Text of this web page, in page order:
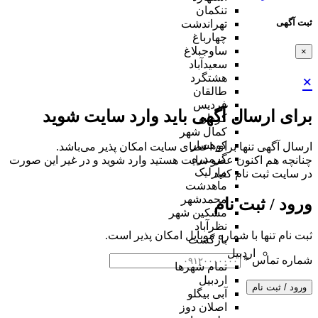
ثبت آگهی
×
×
برای ارسال آگهی باید وارد سایت شوید
ارسال آگهی تنها برای اعضای سایت امکان پذیر می‌باشد.
چنانچه هم‌ اکنون عضو سایت هستید وارد شوید و در غیر این صورت
در سایت ثبت نام کنید
ورود / ثبت نام
ثبت نام تنها با شماره موبایل امکان پذیر است.
شماره تماس*
ورود / ثبت نام
تنکمان
تهراندشت
چهارباغ
ساوجبلاغ
سعیدآباد
هشتگرد
طالقان
فردیس
کردان
کمال شهر
کوهسار
گرمدره
مارلیک
ماهدشت
محمدشهر
مشکین شهر
نظرآباد
بازگشت
اردبیل
تمام شهر‌ها
اردبیل
آبی بیگلو
اصلان دوز